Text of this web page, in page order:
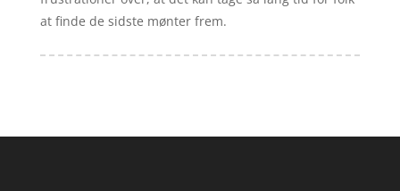
at finde de sidste mønter frem.